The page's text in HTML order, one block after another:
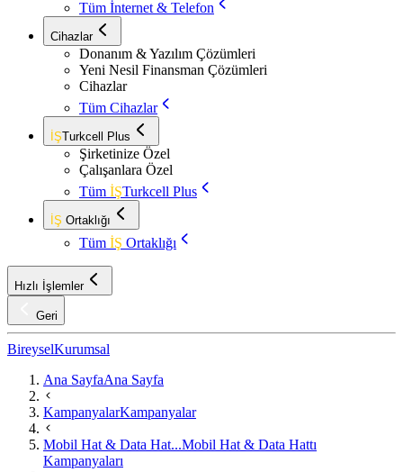
Tüm İnternet & Telefon
Cihazlar
Donanım & Yazılım Çözümleri
Yeni Nesil Finansman Çözümleri
Cihazlar
Tüm Cihazlar
İŞTurkcell Plus
Şirketinize Özel
Çalışanlara Özel
Tüm İŞTurkcell Plus
İŞ Ortaklığı
Tüm İŞ Ortaklığı
Hızlı İşlemler
Geri
BireyselKurumsal
Ana SayfaAna Sayfa
KampanyalarKampanyalar
Mobil Hat & Data Hat...Mobil Hat & Data Hattı
Kampanyaları